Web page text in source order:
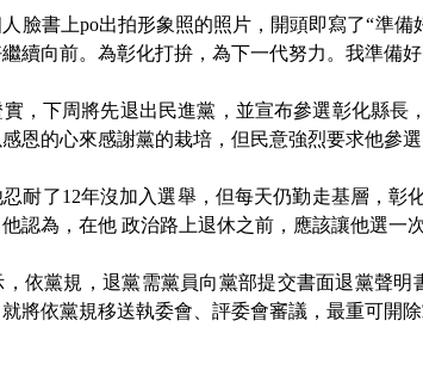
書上po出拍形象照的照片，開頭即寫了“準備
續向前。為彰化打拚，為下一代努力。我準備
下周將先退出民進黨，並宣布參選彰化縣長，
恩的心來感謝黨的栽培，但民意強烈要求他參
了12年沒加入選舉，但每天仍勤走基層，彰
認為，在他 政治路上退休之前，應該讓他選一次
黨規，退黨需黨員向黨部提交書面退黨聲明
將依黨規移送執委會、評委會審議，最重可開除